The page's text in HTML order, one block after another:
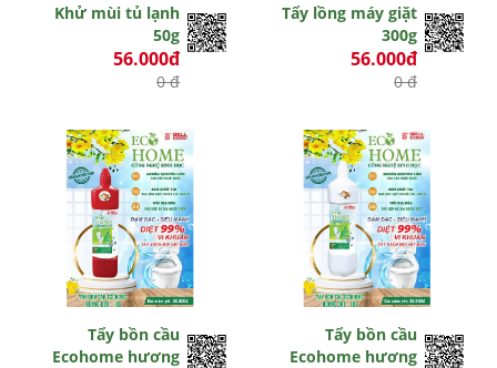
Khử mùi tủ lạnh
50g
56.000đ
0 đ
Tẩy lồng máy giặt
300g
56.000đ
0 đ
Tẩy bồn cầu
Ecohome hương
Tẩy bồn cầu
Ecohome hương